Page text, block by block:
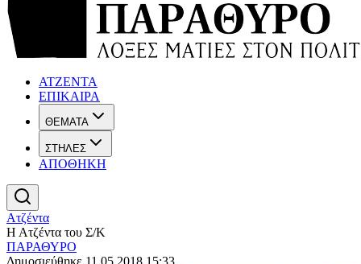
ΑΤΖΕΝΤΑ
ΕΠΙΚΑΙΡΑ
ΘΕΜΑΤΑ
ΣΤΗΛΕΣ
ΑΠΟΘΗΚΗ
Ατζέντα
Η Ατζέντα του Σ/Κ
ΠΑΡΑΘΥΡΟ
Δημοσιεύθηκε 11.05.2018 15:33